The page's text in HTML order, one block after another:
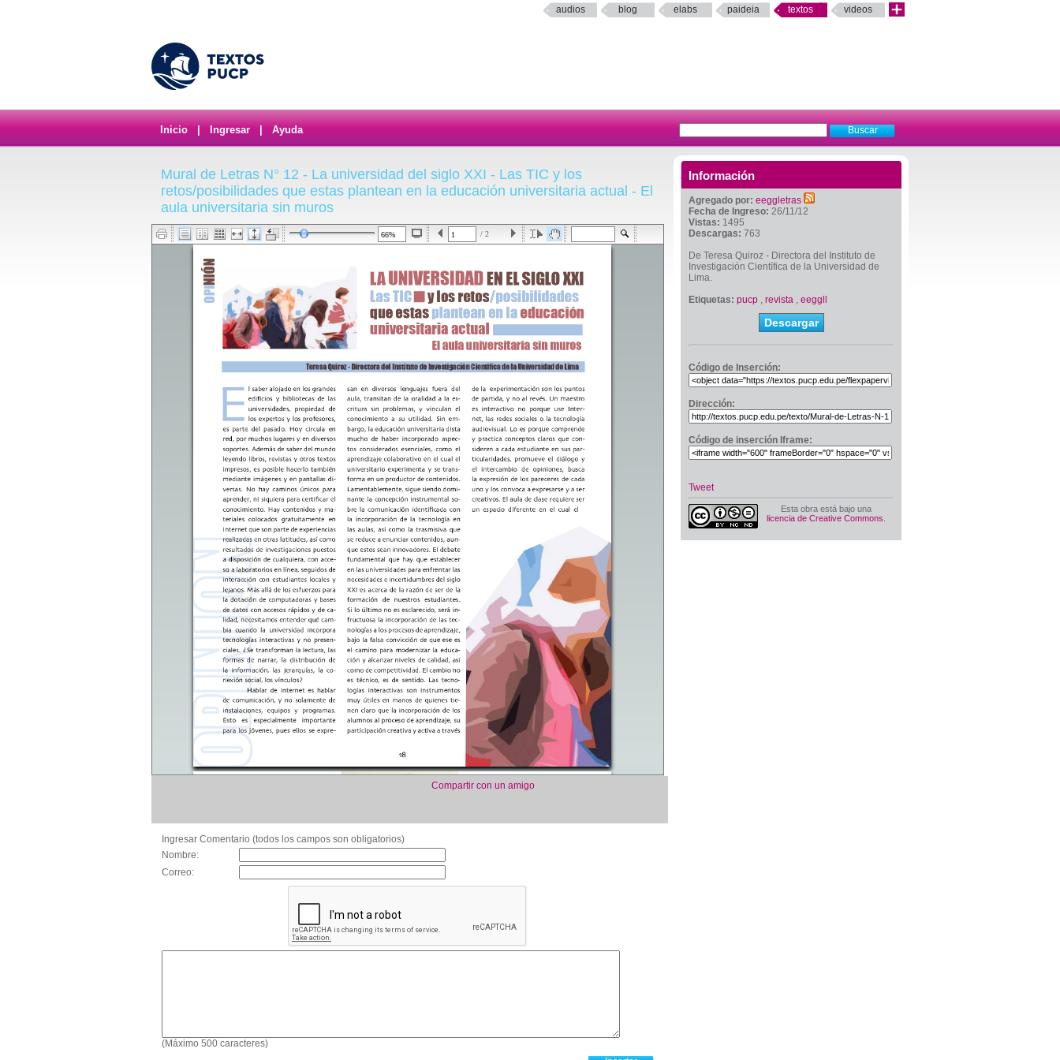
audios blog elabs paideia textos videos
Inicio Ingresar Ayuda
Información
Agregado por: eeggletras
Fecha de Ingreso: 26/11/12
Vistas: 1495
Descargas: 763
De Teresa Quiroz - Directora del Instituto de
Investigación Científica de la Universidad de
Lima.
Etiquetas: pucp , revista , eeggll
Descargar
Código de Inserción:
Dirección:
Código de inserción Iframe:
Tweet
Esta obra está bajo una
licencia de Creative Commons
Mural de Letras N° 12 - La universidad del siglo XXI - Las TIC y los
retos/posibilidades que estas plantean en la educación universitaria actual - El
aula universitaria sin muros
/ 2
Compartir con un amigo
Ingresar Comentario (todos los campos son obligatorios)
Nombre:
Correo:
(Máximo 500 caracteres)